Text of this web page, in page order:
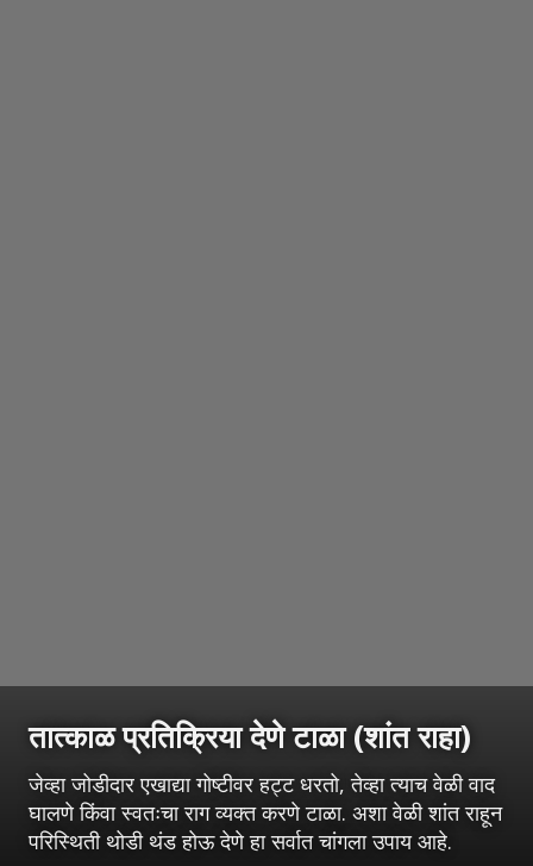
तात्काळ प्रतिक्रिया देणे टाळा (शांत राहा)
जेव्हा जोडीदार एखाद्या गोष्टीवर हट्ट धरतो, तेव्हा त्याच वेळी वाद
घालणे किंवा स्वतःचा राग व्यक्त करणे टाळा. अशा वेळी शांत राहून
परिस्थिती थोडी थंड होऊ देणे हा सर्वात चांगला उपाय आहे.